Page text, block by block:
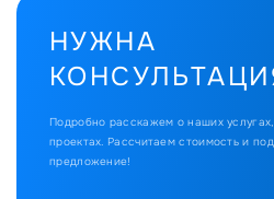
НУЖНА
Подробно расскажем о наших
проектах. Рассчитаем стоимость и
предложение!